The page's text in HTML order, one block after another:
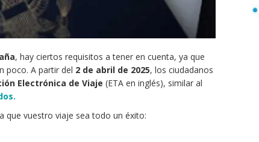
, hay ciertos requisitos a tener en cuenta, ya que
poco. A partir del 2 de abril de 2025, los ciudadanos
Electrónica de Viaje (ETA en inglés), similar al
que vuestro viaje sea todo un éxito: